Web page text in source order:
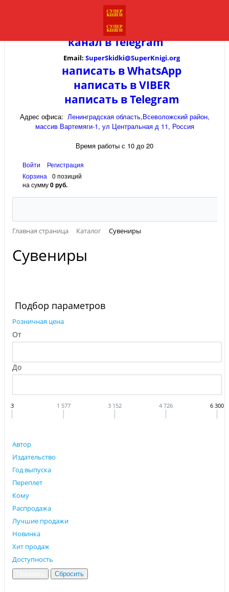
канал вTelegram
Email: SuperSkidki@SuperKnigi.org
написать в WhatsApp
написать в VIBER
написать в Telegram
Адрес офиса: Ленинградская область,Всеволожский район,
массив Вартемяги-1, ул Центральная д 11, Россия
Время работы с 10 до 20
Войти
Регистрация
Корзина
0 позиций
на сумму0 руб.
Главная страница Каталог Сувениры
Сувениры
Подбор параметров
Розничная цена
От
До
3 1 577 3 152 4 726 6 300
Автор
Издательство
Год выпуска
Переплет
Кому
Распродажа
Лучшие продажи
Новинка
Хит продаж
Доступность